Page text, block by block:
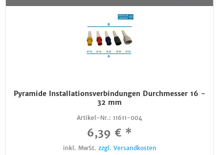
Pyramide Installationsverbindungen Durchmesser 16 -
32 mm
Artikel-Nr.: 11611-004
6,39 € *
inkl. MwSt. zzgl. Versandkosten